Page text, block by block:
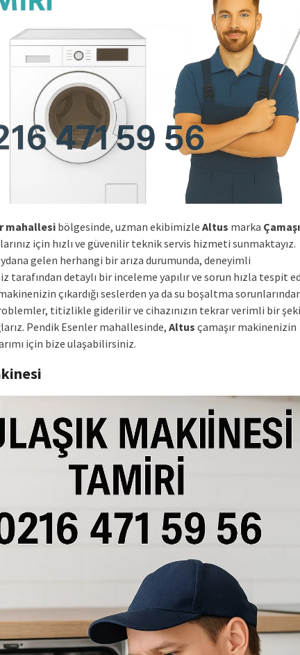
mahallesibölgesinde, uzman ekibimizle Altus marka
için hızlı ve güvenilir teknik servis hizmeti sunmaktayız.
gelen herhangi bir arıza durumunda, deneyimli
tarafından detaylı bir inceleme yapılır ve sorun hızla tespit
çıkardığı seslerden ya da su boşaltma
titizlikle giderilir ve cihazınızın tekrar verimli bir
Pendik Esenler mahallesinde,Altus çamaşır makinenizin
için bize ulaşabilirsiniz.